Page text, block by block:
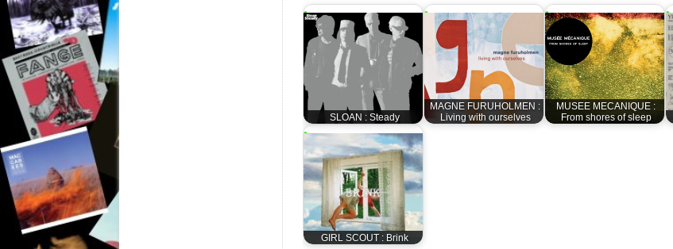
SLOAN : Steady
MAGNE FURUHOLMEN :
Living with ourselves
MUSEE MECANIQUE :
From shores of sleep
GIRL SCOUT : Brink